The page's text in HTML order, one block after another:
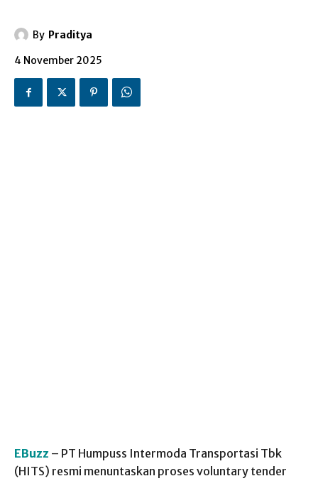
By Praditya
4 November 2025
EBuzz – PT Humpuss Intermoda Transportasi Tbk
(HITS) resmi menuntaskan proses voluntary tender